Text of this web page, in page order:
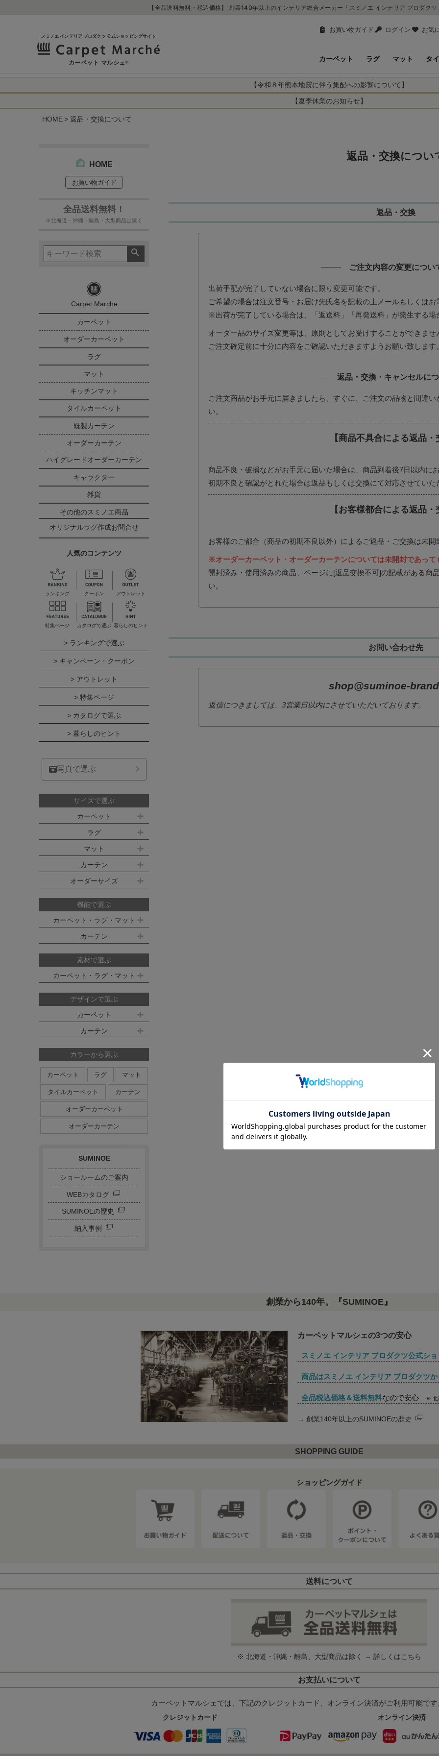
【全品送料無料・税込価格】 創業140年以上のインテリア総合メーカー「スミノエ インテリア プロダク
お買い物ガイド ログイン お気
スミノエ インテリア プロダクツ 公式ショッピングサイト
カーペット マルシェ® カーペット ラグ マット タ
【令和８年熊本地震に伴う集配への影響について】
令和8年熊本地震により、お亡くなりになられた方々に深く哀悼の意を表しますとともに
に心よりお見舞い申し上げます。 この地震の影響により、現在、一部地域を発着するお荷
詳しくはこちら
【夏季休業のお知らせ】
HOME 返品・交換について
HOME
お買い物ガイド
全品送料無料！
※北海道・沖縄・離島・大型商品は除く
Carpet Marche
カーペット
オーダーカーペット
ラグ
マット
キッチンマット
タイルカーペット
既製カーテン
オーダーカーテン
ハイグレードオーダーカーテン
キャラクター
雑貨
その他のスミノエ商品
オリジナルラグ作成お問合せ
人気のコンテンツ
ランキング クーポン アウトレット
特集ページ カタログで選ぶ 暮らしのヒント
> ランキングで選ぶ
> キャンペーン・クーポン
> アウトレット
> 特集ページ
> カタログで選ぶ
> 暮らしのヒント
写真で選ぶ
サイズで選ぶ
カーペット
江戸間サイズ(3畳～10畳)
江戸間 3畳(176x261cm)
江戸間 4.5畳(261x261cm)
江戸間 6畳(261x352cm)
江戸間 8畳(352x352cm)
江戸間 10畳(352x440cm)
本間サイズ(3畳～8畳)
本間 3畳(191x286cm)
本間 8畳(382x382cm)
その他のサイズ
廊下敷き
ラグ
約100ｘ140cm
約140ｘ200cm(約1.5畳)
約160ｘ230cm(約2畳)
約200ｘ250cm(約3畳)
約200ｘ300cm(約3.5畳)
約250ｘ250cm
約250ｘ350cm
約300ｘ300cm
約300ｘ350cm
約350ｘ350cm
約350ｘ400cm
約350ｘ450cm
約350ｘ500cm
円形サイズ
ダイニングサイズ
マット
キッチンマット
デスクマット
カーテン
既製サイズ ドレープ(厚地)
100ｘ135cm
100ｘ178cm
100ｘ200cm
100ｘ133cm
100ｘ176cm
100ｘ198cm
オーダーサイズ
オーダーカーペット
オーダーキッチンマット
オーダーカーペットの測り方
オーダーカーテンの測り方
機能で選ぶ
カーペット・ラグ・マット
防炎 防音
消臭
すべり止め
遊び毛防止
アレルブロック
制電
日本製
ホットカーペット・床暖房対応
カーテン
洗える 遮光
防炎
アレルブロック
形態安定加工
形状記憶加工
日本製
素材で選ぶ
カーペット・ラグ・マット
ナイロン
ウール
デザインで選ぶ
カーペット
ストライプ＆ボーダー
円形
カーテン
北欧デザイン
ナチュラルデザイン
無地・無地調
抽象柄
花柄
植物柄
鳥・動物
ストライプ・ボーダー
チェック
ドット
サークル
カラーから選ぶ
カーペット ラグ マット
タイルカーペット カーテン
オーダーカーペット
オーダーカーテン
SUMINOE
ショールームのご案内
WEBカタログ
SUMINOEの歴史
納入事例
返品・交換につい
返品・交換
ご注文内容の変更につい
出荷手配が完了していない場合に限り変更可能です。
ご希望の場合は注文番号・お届け先氏名を記載の上メールもしくは
※出荷が完了している場合は、「返送料」「再発送料」が発生する場
オーダー品のサイズ変更等は、原則としてお受けすることができませ
ご注文確定前に十分に内容をご確認いただきますようお願い致します
返品・交換・キャンセルに
ご注文商品がお手元に届きましたら、すぐに、ご注文の品物と間違
い。
【商品不具合による返品・
商品不良・破損などがお手元に届いた場合は、商品到着後7日以内に
初期不良と確認がとれた場合は返品もしくは交換にて対応させていた
【お客様都合による返品・
お客様のご都合（商品の初期不良以外）によるご返品・ご交換は未
※オーダーカーペット・オーダーカーテンについては未開封であっ
開封済み・使用済みの商品、ページに[返品交換不可]の記載がある商
い。
お問い合わせ先
shop@suminoe-
返信につきましては、3営業日以内にさせていただいております。
創業から140年。『SUMINOE』
カーペットマルシェの3つの安心
スミノエ インテリア プロダクツ公式ショ
商品はスミノエ インテリア プロダクツ
全品税込価格＆送料無料なので安心 ※ 北
→ 創業140年以上のSUMINOEの歴史
SHOPPING GUIDE
ショッピングガイド
送料について
※ 北海道・沖縄・離島、大型商品は除く → 詳しくはこちら
お支払いについて
カーペットマルシェでは、下記のクレジットカード、オンライン決済がご利用可能で
クレジットカード オンライン決済